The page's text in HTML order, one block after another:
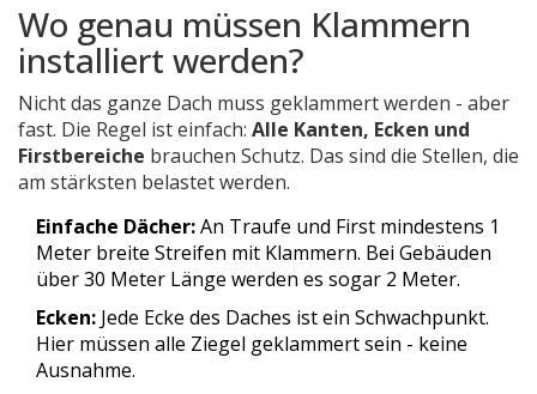
Wo genau müssen Klammern
installiert werden?
Nicht das ganze Dach muss geklammert werden - aber
fast. Die Regel ist einfach: Alle Kanten, Ecken und
Firstbereiche brauchen Schutz. Das sind die Stellen, die
am stärksten belastet werden.
Einfache Dächer:An Traufe und First mindestens 1
Meter breite Streifen mit Klammern. Bei Gebäuden
über 30 Meter Länge werden es sogar 2 Meter.
Ecken: Jede Ecke des Daches ist ein Schwachpunkt.
Hier müssen alle Ziegel geklammert sein - keine
Ausnahme.